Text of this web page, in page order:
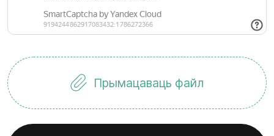
Прымацаваць файл